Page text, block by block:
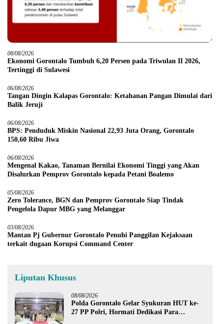
08/08/2026
Ekonomi Gorontalo Tumbuh 6,20 Persen pada Triwulan II 2026,
Tertinggi di Sulawesi
06/08/2026
Tangan Dingin Kalapas Gorontalo: Ketahanan Pangan Dimulai dari
Balik Jeruji
06/08/2026
BPS: Penduduk Miskin Nasional 22,93 Juta Orang, Gorontalo
150,60 Ribu Jiwa
06/08/2026
Mengenal Kakao, Tanaman Bernilai Ekonomi Tinggi yang Akan
Disalurkan Pemprov Gorontalo kepada Petani Boalemo
05/08/2026
Zero Tolerance, BGN dan Pemprov Gorontalo Siap Tindak
Pengelola Dapur MBG yang Melanggar
03/08/2026
Mantan Pj Gubernur Gorontalo Penuhi Panggilan Kejaksaan
terkait dugaan Korupsi Command Center
Liputan Khusus
08/08/2026
Polda Gorontalo Gelar Syukuran HUT ke-
27 PP Polri, Hormati Dedikasi Para